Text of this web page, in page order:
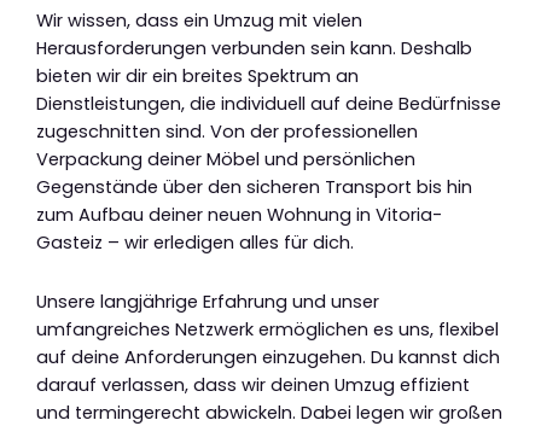
Wir wissen, dass ein Umzug mit vielen
Herausforderungen verbunden sein kann. Deshalb
bieten wir dir ein breites Spektrum an
Dienstleistungen, die individuell auf deine Bedürfnisse
zugeschnitten sind. Von der professionellen
Verpackung deiner Möbel und persönlichen
Gegenstände über den sicheren Transport bis hin
zum Aufbau deiner neuen Wohnung in Vitoria-
Gasteiz – wir erledigen alles für dich.
Unsere langjährige Erfahrung und unser
umfangreiches Netzwerk ermöglichen es uns, flexibel
auf deine Anforderungen einzugehen. Du kannst dich
darauf verlassen, dass wir deinen Umzug effizient
und termingerecht abwickeln. Dabei legen wir großen